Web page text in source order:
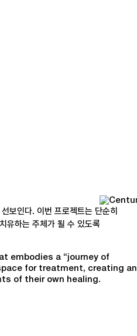
보인다. 이번 프로젝트는 단순히
유하는 주체가 될 수 있도록
embodies a “journey of
for treatment, creating an
of their own healing.